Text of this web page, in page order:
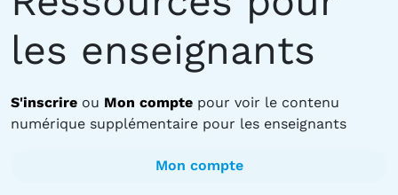
les enseignants
S'inscrire ou Mon compte pour voir le contenu
numérique supplémentaire pour les enseignants
Mon compte